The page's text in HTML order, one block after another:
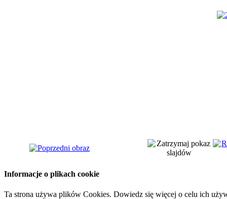
Informacje o plikach cookie
Ta strona używa plików Cookies. Dowiedz się więcej o celu ich